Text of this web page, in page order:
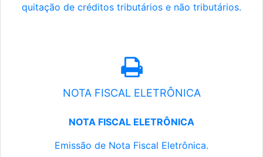
quitação de créditos tributários e não tributários.
NOTA FISCAL ELETRÔNICA
NOTA FISCAL ELETRÔNICA
Emissão de Nota Fiscal Eletrônica.